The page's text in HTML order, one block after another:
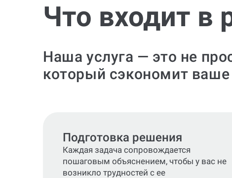
Что входит в
Наша услуга — это не
который сэкономит
Подготовка решения
Каждая задача сопровождается
пошаговым объяснением, чтобы у вас не
возникло трудностей с ее